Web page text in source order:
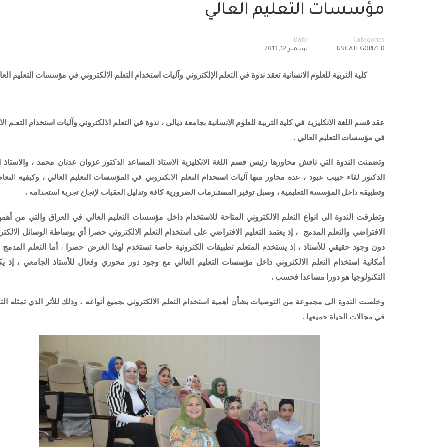
مؤسسات التعليم العالي
Categories
UNCATEGORIZED
Date
نوفمبر 12, 2019
كلية التربية للعلوم الانسانية تعقد ندوة في التعلم الإلكتروني وآليات استخدام التعلم الالكتروني في مؤسسات التعليم
عقد قسم اللغة الانكليزية في كلية التربية للعلوم الانسانية بجامعة ديالى ، ندوة في التعلم الالكتروني وآليات استخدام التعلم
في مؤسسات التعليم العالي .
وتضمنت الندوة التي ناقش محاورها رئيس قسم اللغة الانكليزية الاستاذ المساعد الدكتور غزوان عدنان محمد ، والاستاذ
الدكتور لقاء حبيب عبود ، عدة محاور منها آليات استخدام التعلم الالكتروني في المؤسسات التعليم العالي ، وكيفية
وتطبيقه داخل المؤسسة التعليمية ، وسبل توفير المستلزمات الضرورية كافة وتذليل العقبات لإنجاح تجربة استخدامه .
وتطرقت الندوة الى انواع التعلم الالكتروني المتاحة للاستخدام داخل مؤسسات التعليم العالي في العراق والتي من
الافتراضي والتعلم المدمج ، إذ يعتمد التعليم الافتراضي على استخدام التعلم الالكتروني حصرا أي بوساطة الوسائل
دون وجود حقيقي للأستاذ ، إذ يستخدم المتعلم تطبيقات الكترونية خاصة تستخدم لهذا الغرض حصرا ، أما التعلم
أمكانية استخدام التعلم الالكتروني داخل مؤسسات التعليم العالي مع وجود دور محوري وفعال للأستاذ الجامعي ، إذ
التكنولوجيا هو دورا مساعدا فحسب .
وخلصت الندوة الى مجموعة من التوصيات بشأن أهمية استخدام التعلم الالكتروني بجميع أنواعه ، وذلك للأثر الذي تمثله
في مجالات الحياة جميعها .